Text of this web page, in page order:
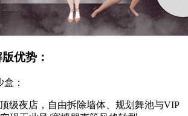
优势：
：
夜店，自由拆除墙体、规划舞池与VIP